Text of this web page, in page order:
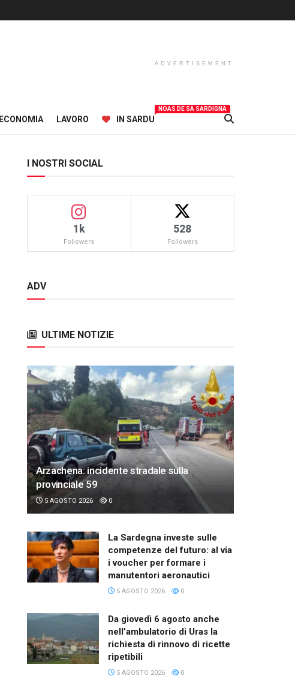
ADVERTISEMENT
ECONOMIA LAVORO IN SARDU
NOAS DE SA SARDIGNA
I NOSTRI SOCIAL
1k
Followers
528
Followers
ADV
ULTIME NOTIZIE
Arzachena: incidente stradale sulla
provinciale 59
5 AGOSTO 2026 0
La Sardegna investe sulle
competenze del futuro: al via
i voucher per formare i
manutentori aeronautici
5 AGOSTO 2026 0
Da giovedì 6 agosto anche
nell’ambulatorio di Uras la
richiesta di rinnovo di ricette
ripetibili
5 AGOSTO 2026 0